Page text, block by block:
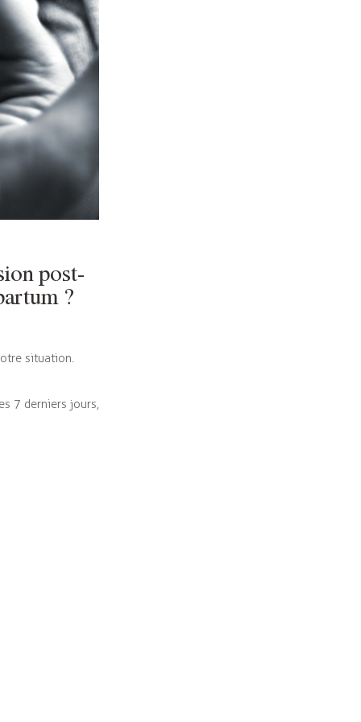
post-
?
situation.
7 derniers jours,